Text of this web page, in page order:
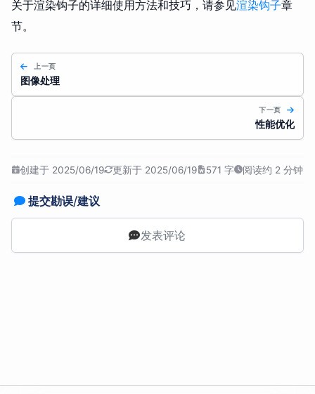
关于渲染钩子的详细使用方法和技巧，请参见渲染钩子章
节。
上一页
图像处理
下一页
性能优化
创建于 2025/06/19 更新于 2025/06/19 571 字 阅读约 2 分钟
提交勘误/建议
发表评论